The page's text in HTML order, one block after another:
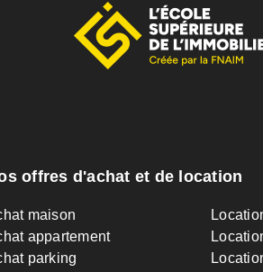
offres d'achat et de location
maison
appartement
parking